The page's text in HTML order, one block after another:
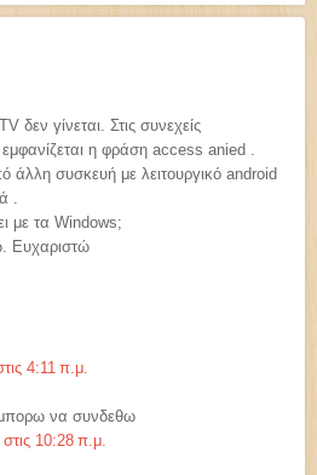
δεν γίνεται. Στις συνεχείς
η φράση access anied .
άλλη συσκευή με λειτουργικό android
.
με τα Windows;
Ευχαριστώ
4:11 π.μ.
να συνδεθω
10:28 π.μ.